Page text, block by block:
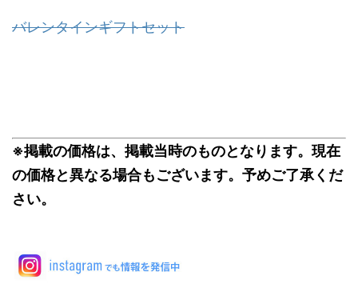
バレンタインギフトセット
※掲載の価格は、掲載当時のものとなります。現在
の価格と異なる場合もございます。予めご了承くだ
さい。